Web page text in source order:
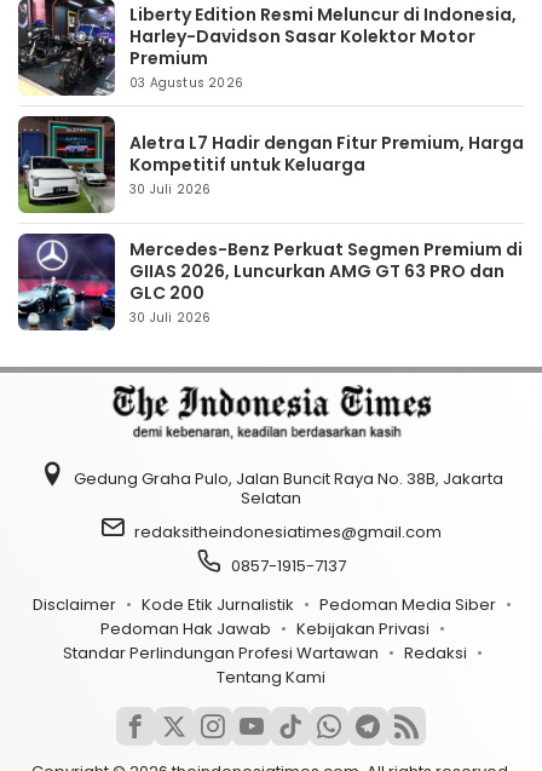
Liberty Edition Resmi Meluncur di Indonesia,
Harley-Davidson Sasar Kolektor Motor
Premium
03 Agustus 2026
Aletra L7 Hadir dengan Fitur Premium, Harga
Kompetitif untuk Keluarga
30 Juli 2026
Mercedes-Benz Perkuat Segmen Premium di
GIIAS 2026, Luncurkan AMG GT 63 PRO dan
GLC 200
30 Juli 2026
Gedung Graha Pulo, Jalan Buncit Raya No. 38B, Jakarta
Selatan
redaksitheindonesiatimes@gmail.com
0857-1915-7137
Disclaimer
Kode Etik Jurnalistik
Pedoman Media Siber
Pedoman Hak Jawab
Kebijakan Privasi
Standar Perlindungan Profesi Wartawan
Redaksi
Tentang Kami